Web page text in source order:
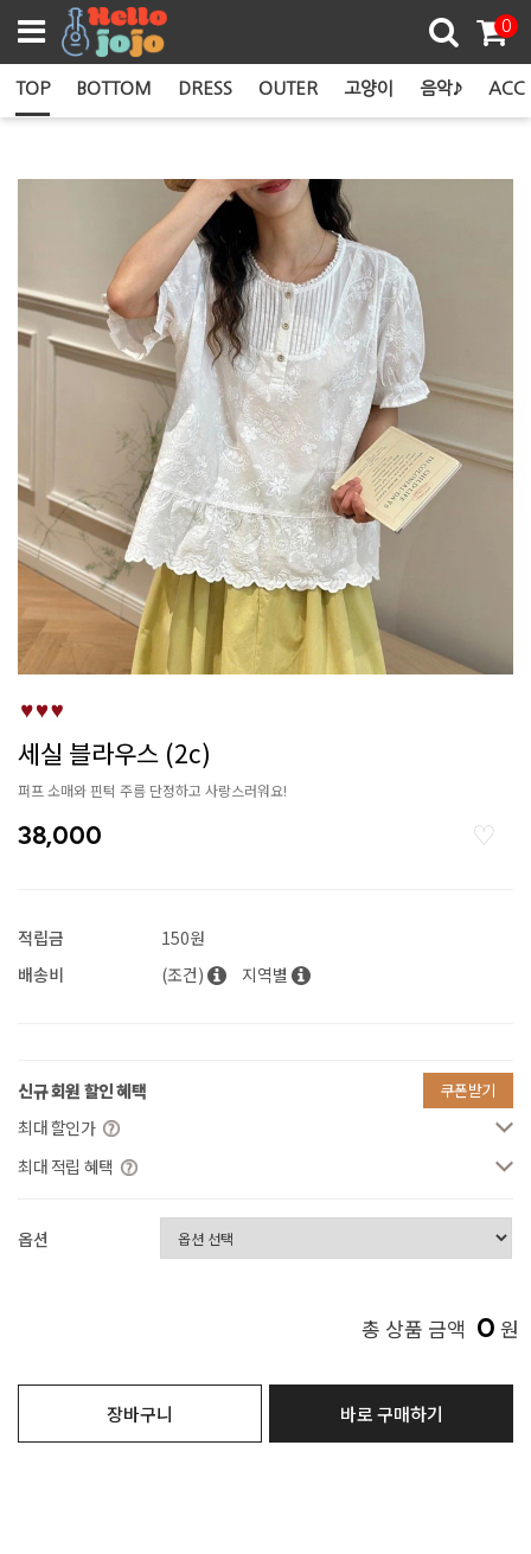
0
TOP BOTTOM DRESS OUTER 고양이 음악♪ ACC
세실 블라우스 (2c)
퍼프 소매와 핀턱 주름 단정하고 사랑스러워요!
38,000
적립금
150원
배송비
(조건) 지역별
신규 회원 할인 혜택 쿠폰받기
최대 할인가
최대 적립 혜택
옵션
총 상품 금액 0 원
장바구니 바로 구매하기